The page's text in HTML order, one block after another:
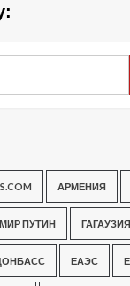
АРМЕНИЯ
ПУТИН ГАГАУЗИЯ
ЕАЭС